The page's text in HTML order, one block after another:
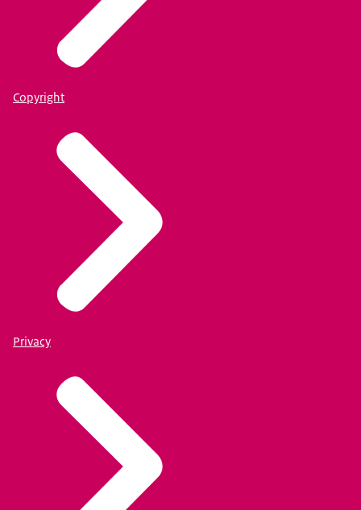
Copyright
Privacy